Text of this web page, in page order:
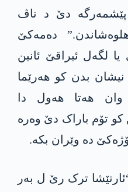
پێشمەرگە دێ د ناڤ
دەمەکێ
لگەل ئیراقێ ئانین
بدن کو ھەرێما
وان ھەتا ھەول دا
کو تۆم باراک دێ وەرە
دە وێران بکە.
ترک رێ ل بەر